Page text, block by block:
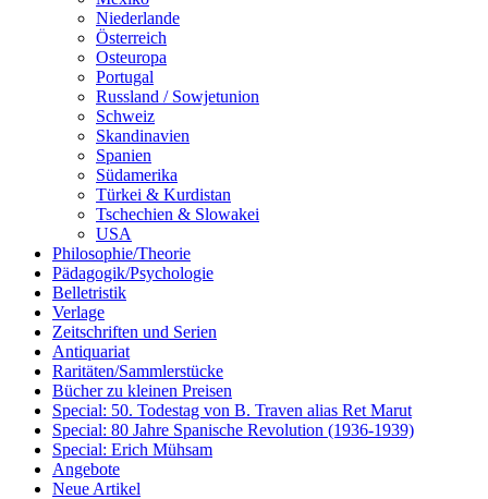
Niederlande
Österreich
Osteuropa
Portugal
Russland / Sowjetunion
Schweiz
Skandinavien
Spanien
Südamerika
Türkei & Kurdistan
Tschechien & Slowakei
USA
Philosophie/Theorie
Pädagogik/Psychologie
Belletristik
Verlage
Zeitschriften und Serien
Antiquariat
Raritäten/Sammlerstücke
Bücher zu kleinen Preisen
Special: 50. Todestag von B. Traven alias Ret Marut
Special: 80 Jahre Spanische Revolution (1936-1939)
Special: Erich Mühsam
Angebote
Neue Artikel